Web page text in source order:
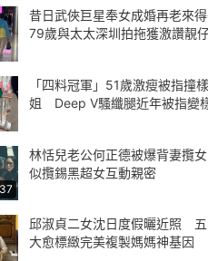
昔日武俠巨星奉女成婚再老來
79歲與太太深圳拍拖獲激讚靚
「四料冠軍」51歲激瘦被指撞
姐 Deep V騷纖腿近年被指變
林恬兒老公何正德被爆背妻攬
似攬錫黑超女互動親密
邱淑貞二女沈日度假曬近照
大愈標緻完美複製媽媽神基因